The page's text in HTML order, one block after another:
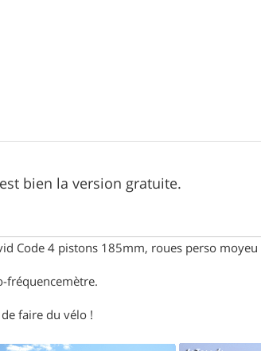
bien la version gratuite.
Code 4 pistons 185mm, roues perso
fréquencemètre.
faire du vélo !